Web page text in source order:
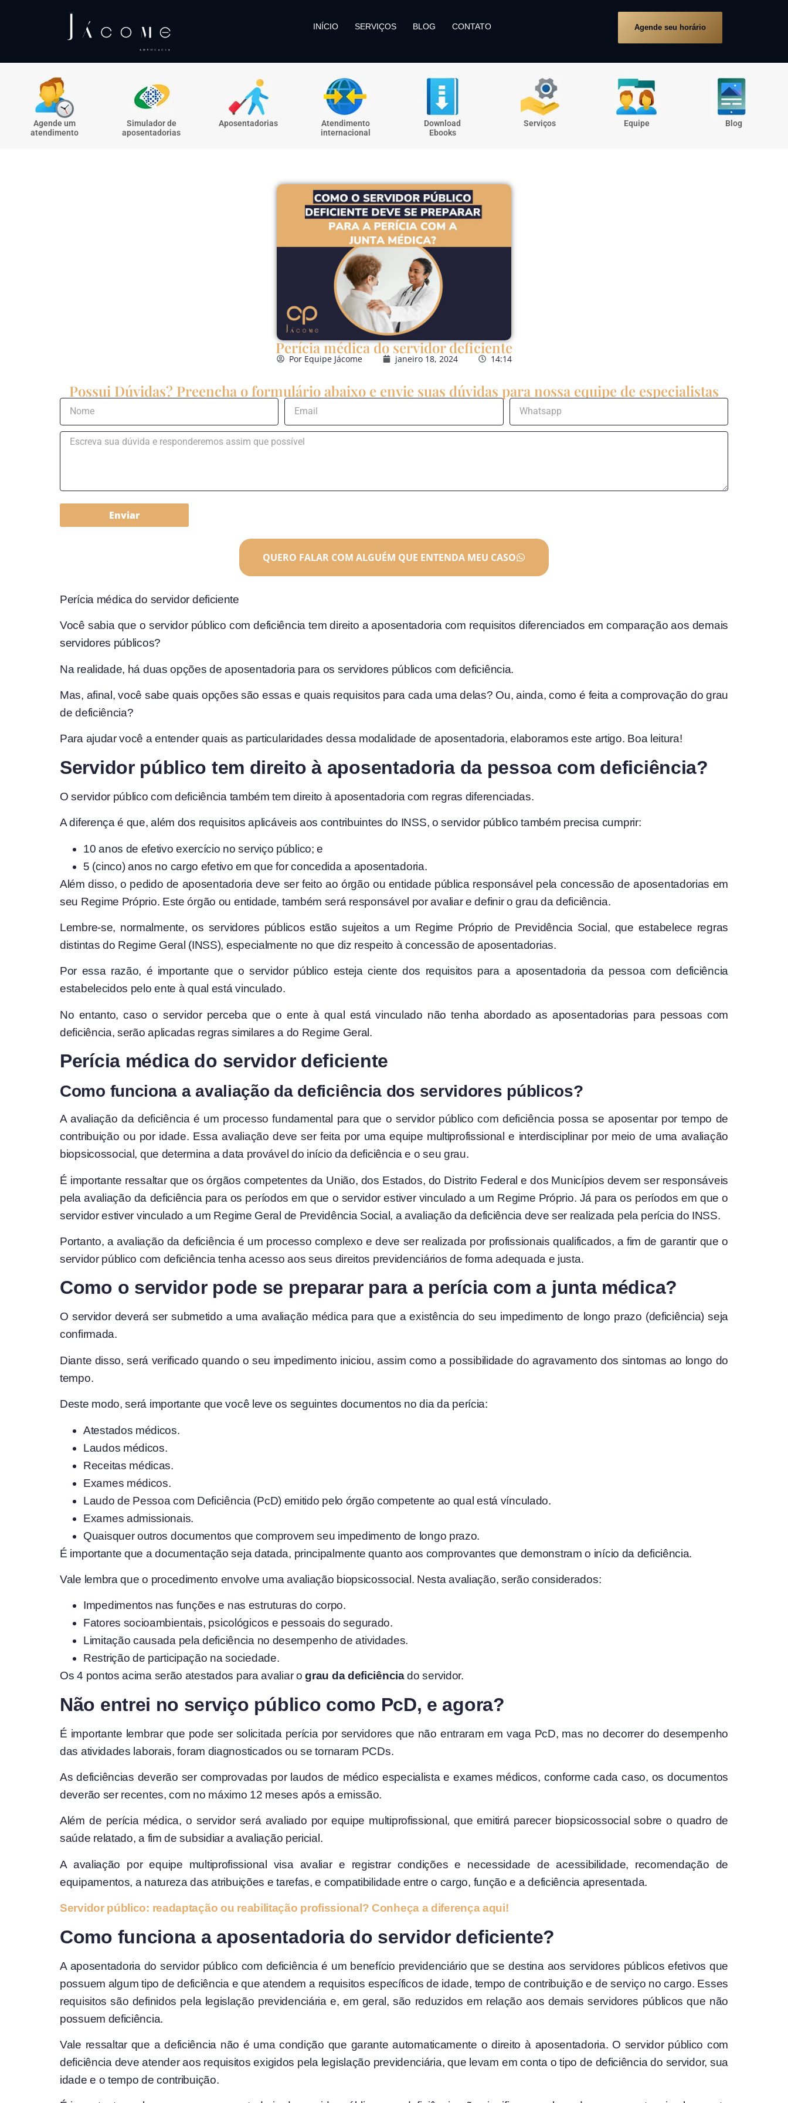
INÍCIO SERVIÇOS BLOG CONTATO Agende seu horário
Agende um
atendimento
Simulador de
aposentadorias
Aposentadorias
Atendimento
internacional
Download
Ebooks
Serviços Equipe Blog
Perícia médica do servidor deficiente
PorEquipe Jácome janeiro 18, 2024 14:14
Possui Dúvidas? Preencha o formulário abaixo e envie suas dúvidas para nossa equipe de especialistas
Enviar
QUERO FALAR COM ALGUÉM QUE ENTENDA MEU CASO
Perícia médica do servidor deficiente
Você sabia que o servidor público com deficiência tem direito a aposentadoria com requisitos diferenciados em comparação aos demais
servidores públicos?
Na realidade, há duas opções de aposentadoria para os servidores públicos com deficiência.
Mas, afinal, você sabe quais opções são essas e quais requisitos para cada uma delas? Ou, ainda, como é feita a comprovação do grau
de deficiência?
Para ajudar você a entender quais as particularidades dessa modalidade de aposentadoria, elaboramos este artigo. Boa leitura!
Servidor público tem direito à aposentadoria da pessoa com deficiência?
O servidor público com deficiência também tem direito à aposentadoria com regras diferenciadas.
A diferença é que, além dos requisitos aplicáveis aos contribuintes do INSS, o servidor público também precisa cumprir:
10 anos de efetivo exercício no serviço público; e
5 (cinco) anos no cargo efetivo em que for concedida a aposentadoria.
Além disso, o pedido de aposentadoria deve ser feito ao órgão ou entidade pública responsável pela concessão de aposentadorias em
seu Regime Próprio. Este órgão ou entidade, também será responsável por avaliar e definir o grau da deficiência.
Lembre-se, normalmente, os servidores públicos estão sujeitos a um Regime Próprio de Previdência Social, que estabelece regras
distintas do Regime Geral (INSS), especialmente no que diz respeito à concessão de aposentadorias.
Por essa razão, é importante que o servidor público esteja ciente dos requisitos para a aposentadoria da pessoa com deficiência
estabelecidos pelo ente à qual está vinculado.
No entanto, caso o servidor perceba que o ente à qual está vinculado não tenha abordado as aposentadorias para pessoas com
deficiência, serão aplicadas regras similares a do Regime Geral.
Perícia médica do servidor deficiente
Como funciona a avaliação da deficiência dos servidores públicos?
A avaliação da deficiência é um processo fundamental para que o servidor público com deficiência possa se aposentar por tempo de
contribuição ou por idade. Essa avaliação deve ser feita por uma equipe multiprofissional e interdisciplinar por meio de uma avaliação
biopsicossocial, que determina a data provável do início da deficiência e o seu grau.
É importante ressaltar que os órgãos competentes da União, dos Estados, do Distrito Federal e dos Municípios devem ser responsáveis
pela avaliação da deficiência para os períodos em que o servidor estiver vinculado a um Regime Próprio. Já para os períodos em que o
servidor estiver vinculado a um Regime Geral de Previdência Social, a avaliação da deficiência deve ser realizada pela perícia do INSS.
Portanto, a avaliação da deficiência é um processo complexo e deve ser realizada por profissionais qualificados, a fim de garantir que o
servidor público com deficiência tenha acesso aos seus direitos previdenciários de forma adequada e justa.
Como o servidor pode se preparar para a perícia com a junta médica?
O servidor deverá ser submetido a uma avaliação médica para que a existência do seu impedimento de longo prazo (deficiência) seja
confirmada.
Diante disso, será verificado quando o seu impedimento iniciou, assim como a possibilidade do agravamento dos sintomas ao longo do
tempo.
Deste modo, será importante que você leve os seguintes documentos no dia da perícia:
Atestados médicos.
Laudos médicos.
Receitas médicas.
Exames médicos.
Laudo de Pessoa com Deficiência (PcD) emitido pelo órgão competente ao qual está vínculado.
Exames admissionais.
Quaisquer outros documentos que comprovem seu impedimento de longo prazo.
É importante que a documentação seja datada, principalmente quanto aos comprovantes que demonstram o início da deficiência.
Vale lembra que o procedimento envolve uma avaliação biopsicossocial. Nesta avaliação, serão considerados:
Impedimentos nas funções e nas estruturas do corpo.
Fatores socioambientais, psicológicos e pessoais do segurado.
Limitação causada pela deficiência no desempenho de atividades.
Restrição de participação na sociedade.
Os 4 pontos acima serão atestados para avaliar ograu da deficiênciado servidor.
Não entrei no serviço público como PcD, e agora?
É importante lembrar que pode ser solicitada perícia por servidores que não entraram em vaga PcD, mas no decorrer do desempenho
das atividades laborais, foram diagnosticados ou se tornaram PCDs.
As deficiências deverão ser comprovadas por laudos de médico especialista e exames médicos, conforme cada caso, os documentos
deverão ser recentes, com no máximo 12 meses após a emissão.
Além de perícia médica, o servidor será avaliado por equipe multiprofissional, que emitirá parecer biopsicossocial sobre o quadro de
saúde relatado, a fim de subsidiar a avaliação pericial.
A avaliação por equipe multiprofissional visa avaliar e registrar condições e necessidade de acessibilidade, recomendação de
equipamentos, a natureza das atribuições e tarefas, e compatibilidade entre o cargo, função e a deficiência apresentada.
Servidor público: readaptação ou reabilitação profissional? Conheça a diferença aqui!
Como funciona a aposentadoria do servidor deficiente?
A aposentadoria do servidor público com deficiência é um benefício previdenciário que se destina aos servidores públicos efetivos que
possuem algum tipo de deficiência e que atendem a requisitos específicos de idade, tempo de contribuição e de serviço no cargo. Esses
requisitos são definidos pela legislação previdenciária e, em geral, são reduzidos em relação aos demais servidores públicos que não
possuem deficiência.
Vale ressaltar que a deficiência não é uma condição que garante automaticamente o direito à aposentadoria. O servidor público com
deficiência deve atender aos requisitos exigidos pela legislação previdenciária, que levam em conta o tipo de deficiência do servidor, sua
idade e o tempo de contribuição.